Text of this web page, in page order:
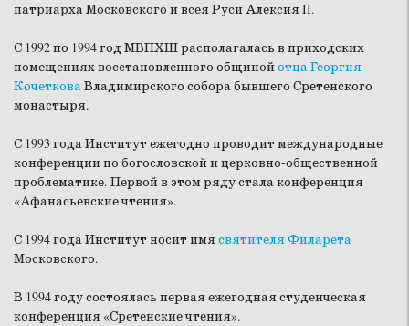
патриарха Московского и всея Руси Алексия II.
С 1992 по 1994 год МВПХШ располагалась в приходских
помещениях восстановленного общинойотца Георгия
КочетковаВладимирского собора бывшего Сретенского
монастыря.
С 1993 года Институт ежегодно проводит международные
конференции по богословской и церковно-общественной
проблематике. Первой в этом ряду стала конференция
«Афанасьевские чтения».
С 1994 года Институт носит имясвятителя Филарета
Московского.
В 1994 году состоялась первая ежегодная студенческая
конференция «Сретенские чтения».